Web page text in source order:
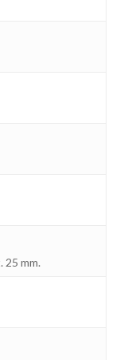
25 mm.